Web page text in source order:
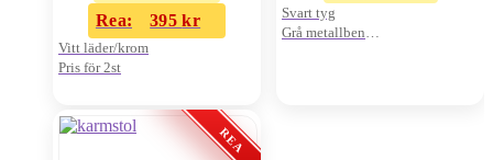
Rea: 395kr
Vitt läder/krom
Pris för 2st
Svart tyg
Grå metallben